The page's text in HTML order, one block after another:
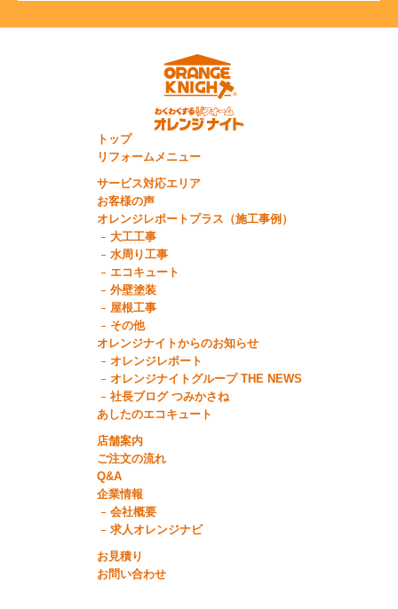
トップ
リフォームメニュー
サービス対応エリア
お客様の声
オレンジレポートプラス（施工事例）
大工工事
水周り工事
エコキュート
外壁塗装
屋根工事
その他
オレンジナイトからのお知らせ
オレンジレポート
オレンジナイトグループ THE NEWS
社長ブログ つみかさね
あしたのエコキュート
店舗案内
ご注文の流れ
Q&A
企業情報
会社概要
求人オレンジナビ
お見積り
お問い合わせ